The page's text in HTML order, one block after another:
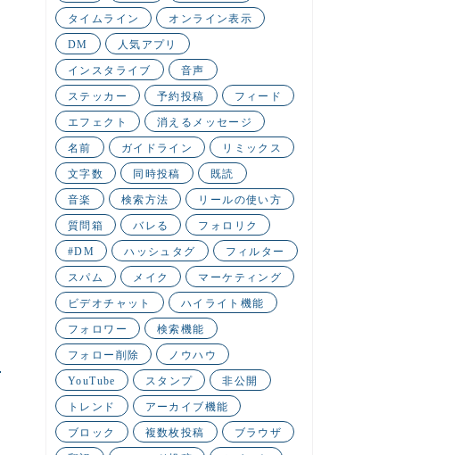
タイムライン オンライン表示
DM 人気アプリ
インスタライブ 音声
ステッカー 予約投稿 フィード
エフェクト 消えるメッセージ
名前 ガイドライン リミックス
文字数 同時投稿 既読
音楽 検索方法 リールの使い方
質問箱 バレる フォロリク
#DM ハッシュタグ フィルター
スパム メイク マーケティング
ビデオチャット ハイライト機能
フォロワー 検索機能
フォロー削除 ノウハウ
YouTube スタンプ 非公開
トレンド アーカイブ機能
ブロック 複数枚投稿 ブラウザ